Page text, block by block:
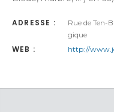
ADRESSE :
Rue de Ten-
gique
WEB : http://